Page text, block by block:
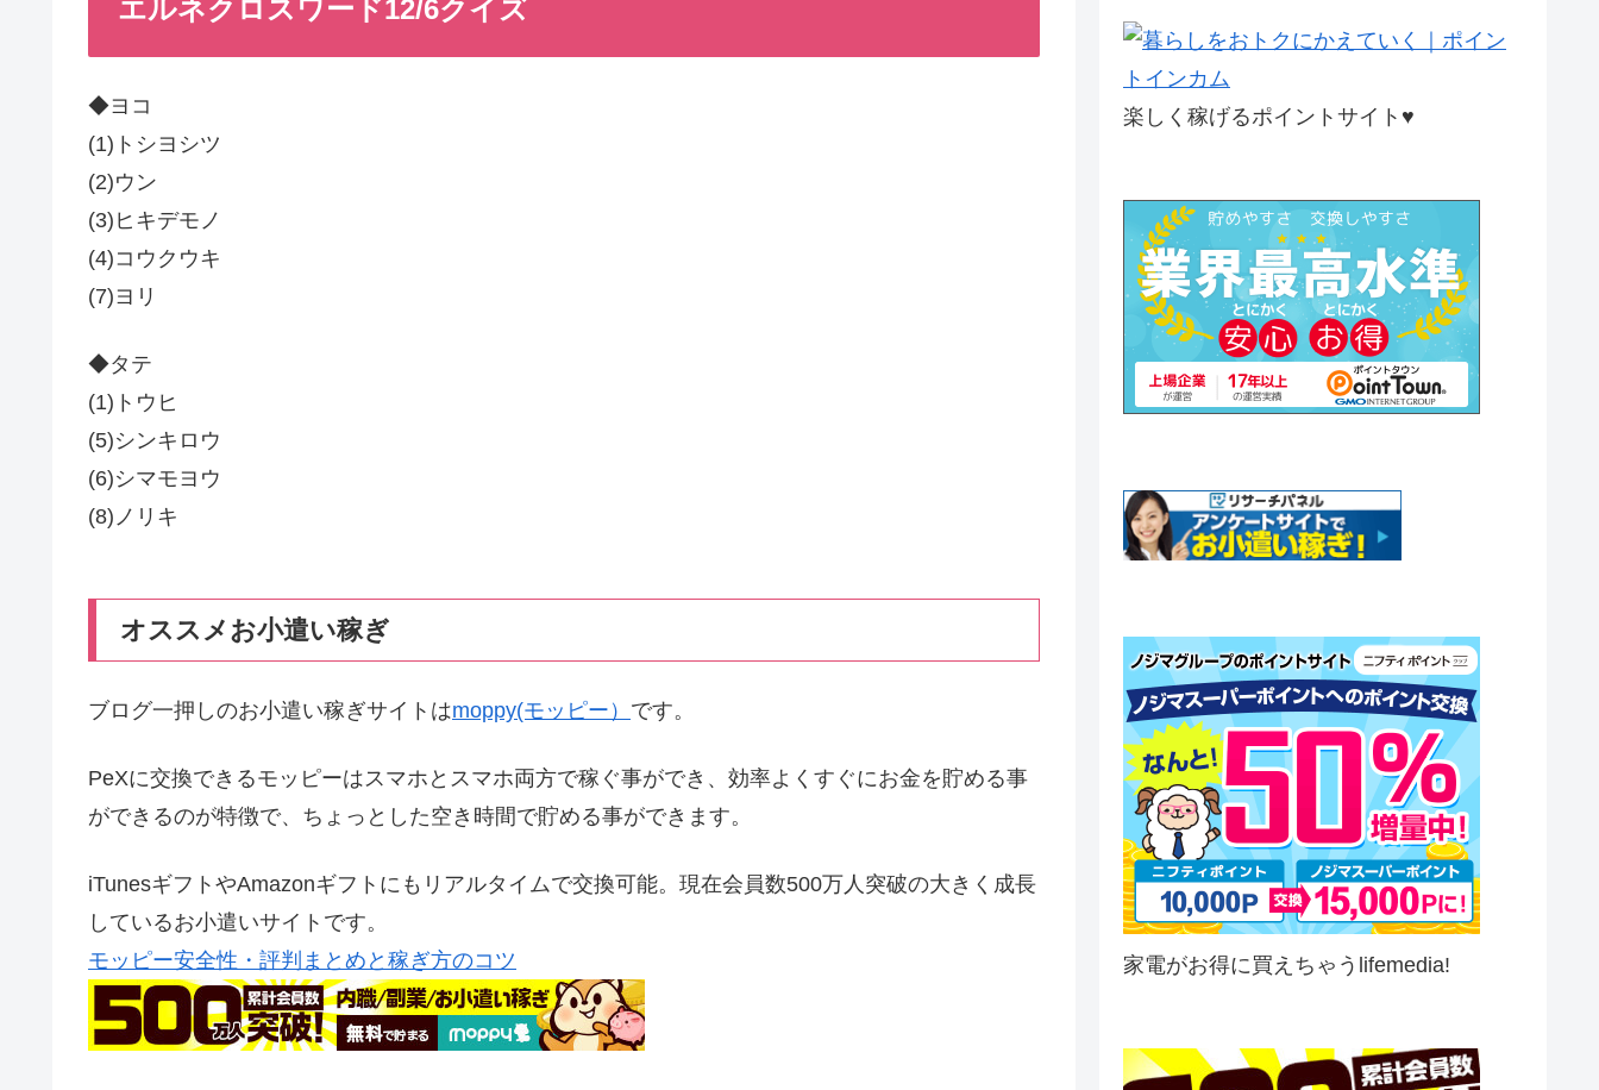
エルネクロスワード12/6クイズ
◆ヨコ
(1)トシヨシツ
(2)ウン
(3)ヒキデモノ
(4)コウクウキ
(7)ヨリ
◆タテ
(1)トウヒ
(5)シンキロウ
(6)シマモヨウ
(8)ノリキ
オススメお小遣い稼ぎ
ブログ一押しのお小遣い稼ぎサイトはmoppy(モッピー） です。
PeXに交換できるモッピーはスマホとスマホ両方で稼ぐ事ができ、効率よくすぐにお金を貯める事
ができるのが特徴で、ちょっとした空き時間で貯める事ができます。
iTunesギフトやAmazonギフトにもリアルタイムで交換可能。現在会員数500万人突破の大きく成長
しているお小遣いサイトです。
モッピー安全性・評判まとめと稼ぎ方のコツ
楽しく稼げるポイントサイト♥
家電がお得に買えちゃうlifemedia!